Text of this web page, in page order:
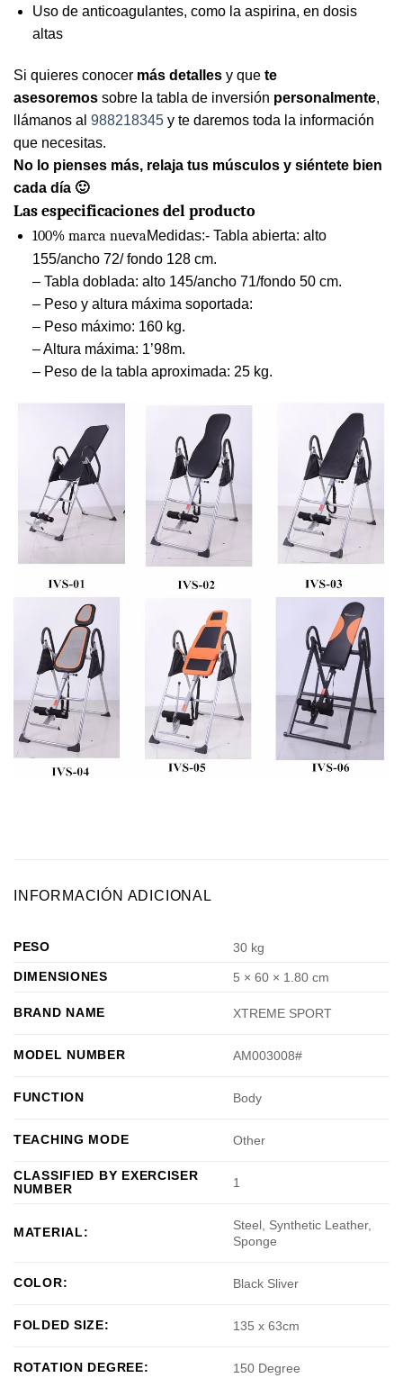
Uso de anticoagulantes, como la aspirina, en dosis
altas
Si quieres conocer más detalles y que te
asesoremos sobre la tabla de inversión personalmente,
llámanos al 988218345 y te daremos toda la información
que necesitas.
No lo pienses más, relaja tus músculos y siéntete bien
cada día 🙂
Las especificaciones del producto
100% marca nuevaMedidas:- Tabla abierta: alto
155/ancho 72/ fondo 128 cm.
– Tabla doblada: alto 145/ancho 71/fondo 50 cm.
– Peso y altura máxima soportada:
– Peso máximo: 160 kg.
– Altura máxima: 1’98m.
– Peso de la tabla aproximada: 25 kg.
INFORMACIÓN ADICIONAL
PESO
30 kg
DIMENSIONES
5 × 60 × 1.80 cm
BRAND NAME XTREME SPORT
MODEL NUMBER AM003008#
FUNCTION Body
TEACHING MODE Other
CLASSIFIED BY EXERCISER
NUMBER
1
MATERIAL:
Steel, Synthetic Leather,
Sponge
COLOR: Black Sliver
FOLDED SIZE: 135 x 63cm
ROTATION DEGREE: 150 Degree